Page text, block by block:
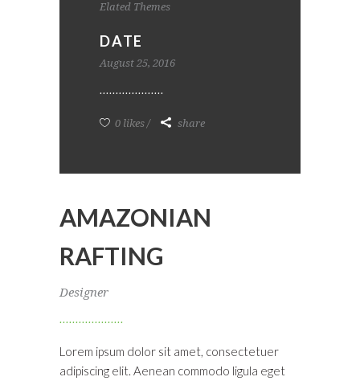
Elated Themes
DATE
August 25, 2016
0 likes share
AMAZONIAN
RAFTING
Designer
Lorem ipsum dolor sit amet, consectetuer
adipiscing elit. Aenean commodo ligula eget